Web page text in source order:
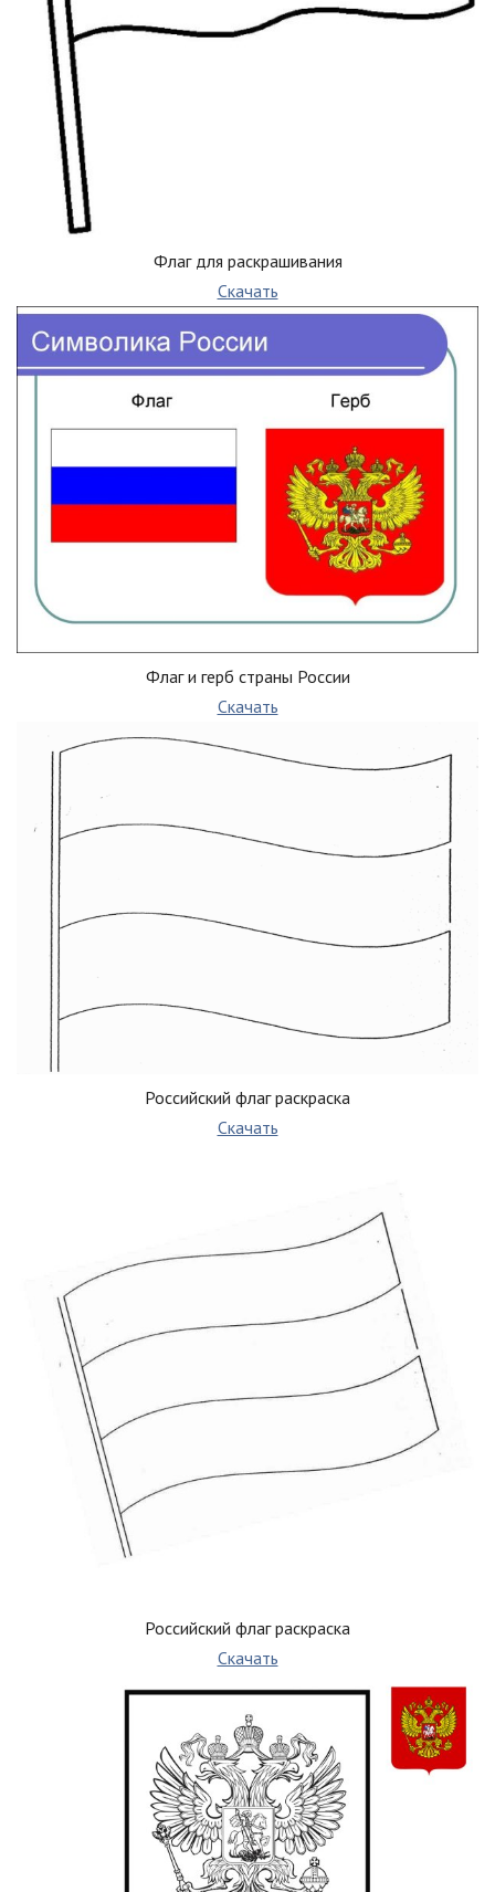
Флаг для раскрашивания
Скачать
Флаг и герб страны России
Скачать
Российский флаг раскраска
Скачать
Российский флаг раскраска
Скачать